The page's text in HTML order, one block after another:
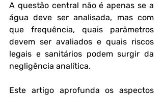
A questão central não é apenas se a
água deve ser analisada, mas com
que frequência, quais parâmetros
devem ser avaliados e quais riscos
legais e sanitários podem surgir da
negligência analítica.
Este artigo aprofunda os aspectos